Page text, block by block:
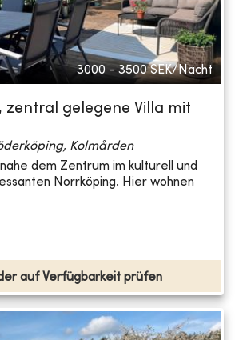
3000 - 3500 SEK/Nacht
zentral gelegene Villa mit
Kolmården
dem Zentrum im kulturell und
Norrköping. Hier wohnen
auf Verfügbarkeit prüfen